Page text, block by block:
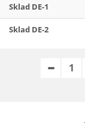
Sklad DE-1
Sklad DE-2